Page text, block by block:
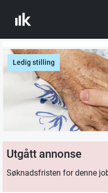
Ledig stilling
Utgått annonse
Søknadsfristen for denne